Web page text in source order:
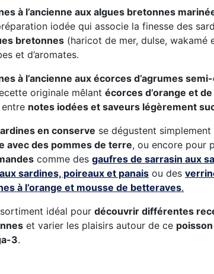
à l’ancienne aux algues bretonnes
iodée qui associe la finesse des
bretonnes (haricot de mer, dulse, wakamé
et d’aromates.
à l’ancienne aux écorces d’agrumes
originale mêlant écorces d’orange et
notes iodées et saveurs légèrement
en conserve se dégustent simplement
avec des pommes de terre, ou encore pour
comme des gaufres de sarrasin aux
sardines, poireaux et panais ou des
à l’orange et mousse de betteraves.
idéal pour découvrir différentes
et varier les plaisirs autour de ce
3.